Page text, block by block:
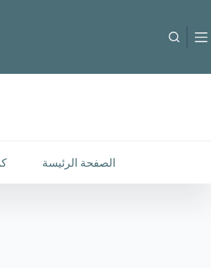
المحتوىB-C-2510555
الصفحة الرئيسة